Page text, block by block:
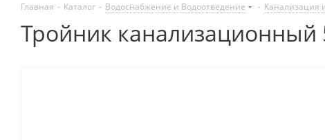
Главная - Каталог - Водоснабжение и Водоотведение - Канализация
Тройник канализационный